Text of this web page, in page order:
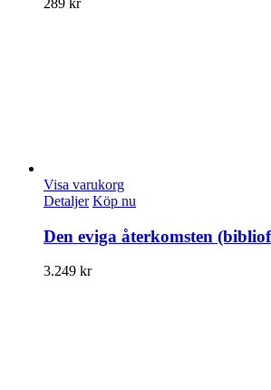
289 kr
Visa varukorg
Detaljer Köp nu
Den eviga återkomsten
3.249 kr